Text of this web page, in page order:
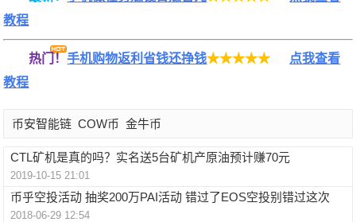
教程
热门！手机购物返利省钱还挣钱★★★★★
点我查看
教程
币安智能链 COW币 金牛币
CTL矿机是真的吗？实名送5台矿机产原油预计赚70元
2019-10-15 21:01
币乎空投活动 抽奖200万PAI活动 错过了EOS空投别错过这次
2018-06-29 12:54